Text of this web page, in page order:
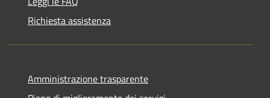
Richiesta assistenza
Amministrazione trasparente